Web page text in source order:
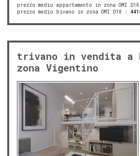
prezzo medio appartamento in zona OMI D18
prezzo medio bivano in zona OMI D18 :
trivano in vendita a
zona Vigentino